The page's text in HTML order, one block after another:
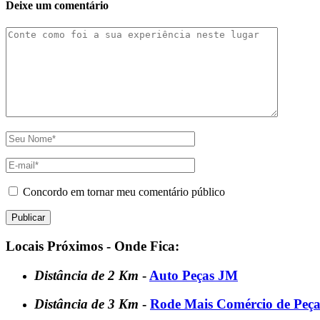
Deixe um comentário
Concordo em tornar meu comentário público
Locais Próximos - Onde Fica:
Distância de 2 Km - Auto Peças JM
Distância de 3 Km - Rode Mais Comércio de